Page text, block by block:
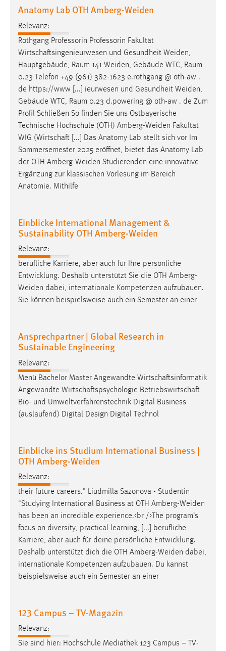
Anatomy Lab OTH Amberg-Weiden
Relevanz:
Rothgang Professorin Professorin Fakultät
Wirtschaftsingenieurwesen und Gesundheit Weiden,
Hauptgebäude, Raum 141 Weiden, Gebäude WTC, Raum
0.23 Telefon +49 (961) 382-1623 e.rothgang @ oth-aw .
de https://www [...] ieurwesen und Gesundheit Weiden,
Gebäude WTC, Raum 0.23 d.powering @ oth-aw . de Zum
Profil Schließen So finden Sie uns Ostbayerische
Technische Hochschule (OTH) Amberg-Weiden Fakultät
WIG (Wirtschaft [...] Das Anatomy Lab stellt sich vor Im
Sommersemester 2025 eröffnet, bietet das Anatomy Lab
der OTH Amberg-Weiden Studierenden eine innovative
Ergänzung zur klassischen Vorlesung im Bereich
Anatomie. Mithilfe
Einblicke International Management &
Sustainability OTH Amberg-Weiden
Relevanz:
berufliche Karriere, aber auch für Ihre persönliche
Entwicklung. Deshalb unterstützt Sie die OTH Amberg-
Weiden dabei, internationale Kompetenzen aufzubauen.
Sie können beispielsweise auch ein Semester an einer
Ansprechpartner | Global Research in
Sustainable Engineering
Relevanz:
Menü Bachelor Master Angewandte Wirtschaftsinformatik
Angewandte Wirtschaftspsychologie Betriebswirtschaft
Bio- und Umweltverfahrenstechnik Digital Business
(auslaufend) Digital Design Digital Technol
Einblicke ins Studium International Business |
OTH Amberg-Weiden
Relevanz:
their future careers." Liudmilla Sazonova - Studentin
"Studying International Business at OTH Amberg-Weiden
has been an incredible experience.<br />The program’s
focus on diversity, practical learning, [...] berufliche
Karriere, aber auch für deine persönliche Entwicklung.
Deshalb unterstützt dich die OTH Amberg-Weiden dabei,
internationale Kompetenzen aufzubauen. Du kannst
beispielsweise auch ein Semester an einer
123 Campus – TV-Magazin
Relevanz:
Sie sind hier: Hochschule Mediathek 123 Campus – TV-